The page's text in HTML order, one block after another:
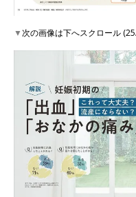
▼次の画像は下へスクロール